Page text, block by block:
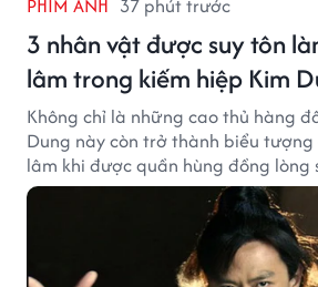
PHIM ẢNH 37 phút trước
3 nhân vật được suy tôn
lâm trong kiếm hiệp Kim
Không chỉ là những cao thủ hàng
Dung này còn trở thành biểu
lâm khi được quần hùng đồng lòng
chủ.